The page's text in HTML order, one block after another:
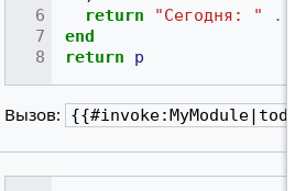
return
"Сегодня: "
..
end
return
p
Вызов: